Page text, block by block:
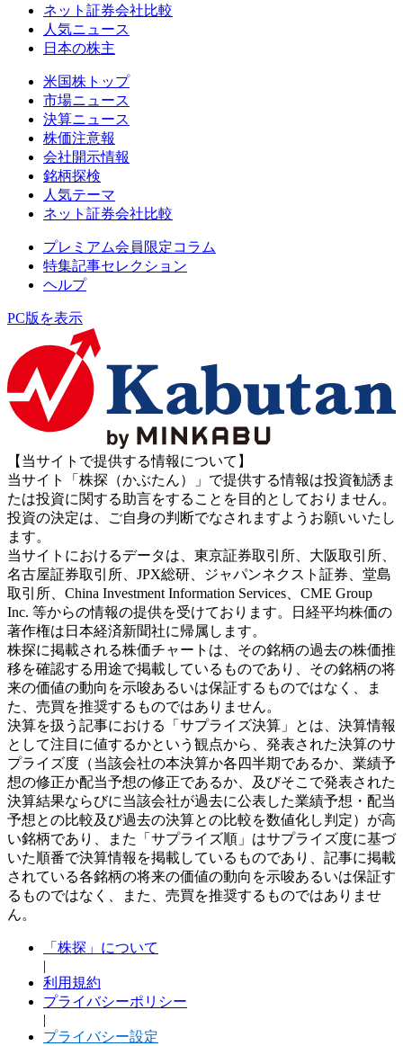
ネット証券会社比較
人気ニュース
日本の株主
米国株トップ
市場ニュース
決算ニュース
株価注意報
会社開示情報
銘柄探検
人気テーマ
ネット証券会社比較
プレミアム会員限定コラム
特集記事セレクション
ヘルプ
PC版を表示
【当サイトで提供する情報について】
当サイト「株探（かぶたん）」で提供する情報は投資勧誘ま
たは投資に関する助言をすることを目的としておりません。
投資の決定は、ご自身の判断でなされますようお願いいたし
ます。
当サイトにおけるデータは、東京証券取引所、大阪取引所、
名古屋証券取引所、JPX総研、ジャパンネクスト証券、堂島
取引所、China Investment Information Services、CME Group
Inc. 等からの情報の提供を受けております。日経平均株価の
著作権は日本経済新聞社に帰属します。
株探に掲載される株価チャートは、その銘柄の過去の株価推
移を確認する用途で掲載しているものであり、その銘柄の将
来の価値の動向を示唆あるいは保証するものではなく、ま
た、売買を推奨するものではありません。
決算を扱う記事における「サプライズ決算」とは、決算情報
として注目に値するかという観点から、発表された決算のサ
プライズ度（当該会社の本決算か各四半期であるか、業績予
想の修正か配当予想の修正であるか、及びそこで発表された
決算結果ならびに当該会社が過去に公表した業績予想・配当
予想との比較及び過去の決算との比較を数値化し判定）が高
い銘柄であり、また「サプライズ順」はサプライズ度に基づ
いた順番で決算情報を掲載しているものであり、記事に掲載
されている各銘柄の将来の価値の動向を示唆あるいは保証す
るものではなく、また、売買を推奨するものではありませ
ん。
「株探」について
|
利用規約
プライバシーポリシー
|
プライバシー設定